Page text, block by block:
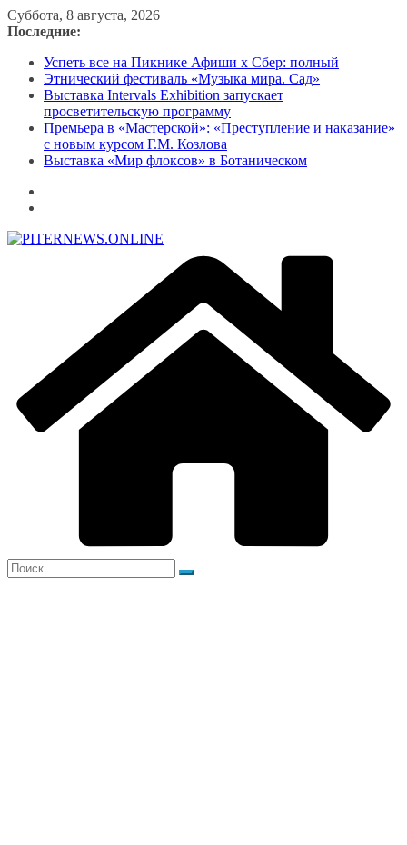
Перейти
к
Суббота, 8 августа, 2026
Последние:
Успеть все на Пикнике Афиши x Сбер: полный
Этнический фестиваль «Музыка мира. Сад»
Выставка Intervals Exhibition запускает
просветительскую программу
Премьера в «Мастерской»: «Преступление и наказание»
с новым курсом Г.М. Козлова
Выставка «Мир флоксов» в Ботаническом